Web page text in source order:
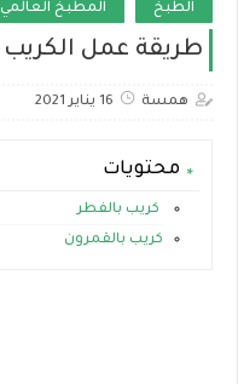
الطبخ المطبخ العالمي
طريقة عمل الكريب
همسة 16 يناير 2021
محتويات
كريب بالفطر
كريب بالقمرون